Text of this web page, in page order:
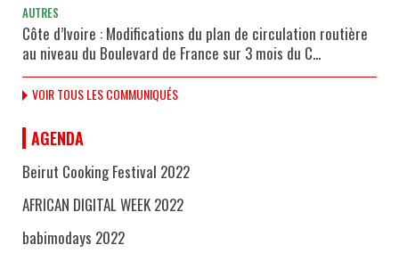
AUTRES
Côte d’Ivoire : Modifications du plan de circulation routière
au niveau du Boulevard de France sur 3 mois du C...
VOIR TOUS LES COMMUNIQUÉS
AGENDA
Beirut Cooking Festival 2022
AFRICAN DIGITAL WEEK 2022
babimodays 2022